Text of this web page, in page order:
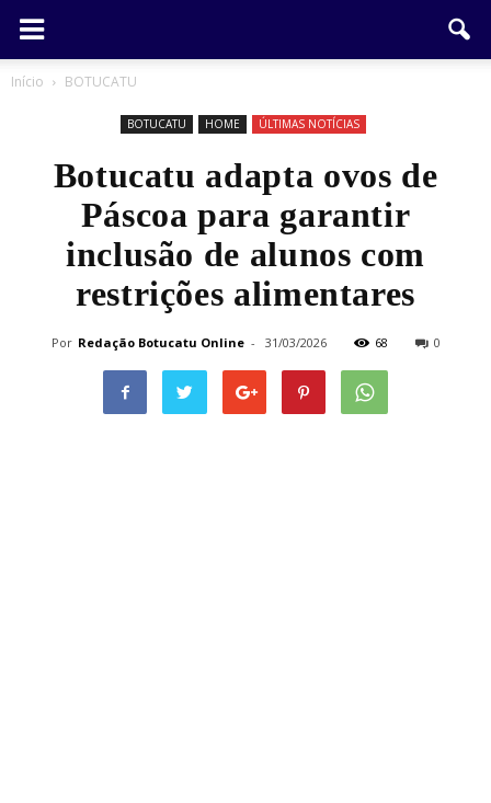
Início BOTUCATU
BOTUCATU HOME ÚLTIMAS NOTÍCIAS
Botucatu adapta ovos de
Páscoa para garantir
inclusão de alunos com
restrições alimentares
Por Redação Botucatu Online - 31/03/2026 68 0